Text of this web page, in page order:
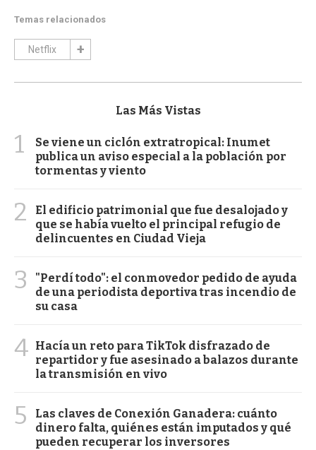
Temas relacionados
Netflix
Las Más Vistas
1
Se viene un ciclón extratropical: Inumet
publica un aviso especial a la población por
tormentas y viento
2
El edificio patrimonial que fue desalojado y
que se había vuelto el principal refugio de
delincuentes en Ciudad Vieja
3
"Perdí todo": el conmovedor pedido de ayuda
de una periodista deportiva tras incendio de
su casa
4 Hacía un reto para TikTok disfrazado de
repartidor y fue asesinado a balazos durante
la transmisión en vivo
5
Las claves de Conexión Ganadera: cuánto
dinero falta, quiénes están imputados y qué
pueden recuperar los inversores